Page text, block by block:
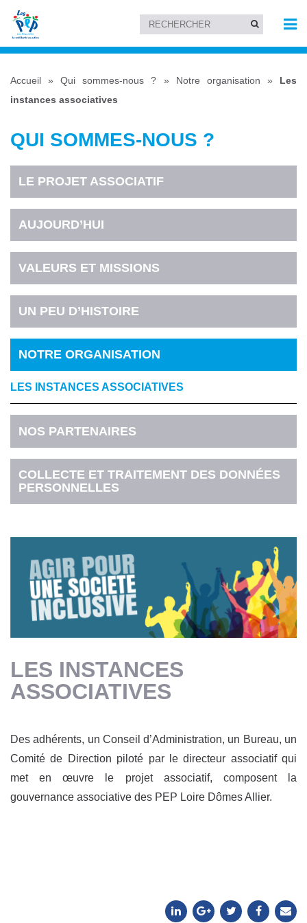
Accueil »Qui sommes-nous ? » Notre organisation » Les
instances associatives
QUI SOMMES-NOUS ?
LE PROJET ASSOCIATIF
AUJOURD’HUI
VALEURS ET MISSIONS
UN PEU D’HISTOIRE
NOTRE ORGANISATION
LES INSTANCES ASSOCIATIVES
NOS PARTENAIRES
COLLECTE ET TRAITEMENT DES DONNÉES
PERSONNELLES
LES INSTANCES
ASSOCIATIVES
Des adhérents, un Conseil d’Administration, un Bureau, un
Comité de Direction piloté par le directeur associatif qui
met en œuvre le projet associatif, composent la
gouvernance associative des PEP Loire Dômes Allier.